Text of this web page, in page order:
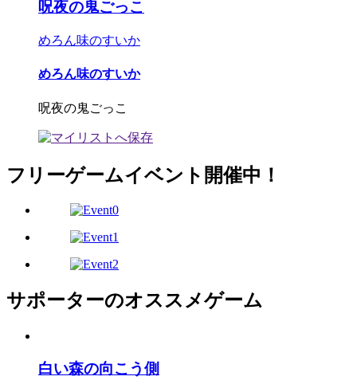
呪夜の鬼ごっこ
めろん味のすいか
めろん味のすいか
呪夜の鬼ごっこ
フリーゲームイベント開催中！
サポーターのオススメゲーム
白い森の向こう側